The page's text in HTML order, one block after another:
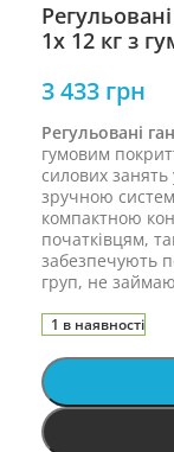
1x 12 кг з
3 433 грн
Регульовані
гумовим
силових
зручною
компактною
початківцям,
забезпечують
груп, не
1 в наявності